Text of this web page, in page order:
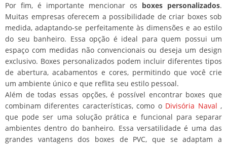
Por fim, é importante mencionar os boxes personalizados.
Muitas empresas oferecem a possibilidade de criar boxes sob
medida, adaptando-se perfeitamente às dimensões e ao estilo
do seu banheiro. Essa opção é ideal para quem possui um
espaço com medidas não convencionais ou deseja um design
exclusivo. Boxes personalizados podem incluir diferentes tipos
de abertura, acabamentos e cores, permitindo que você crie
um ambiente único e que reflita seu estilo pessoal.
Além de todas essas opções, é possível encontrar boxes que
combinam diferentes características, como o Divisória Naval,
que pode ser uma solução prática e funcional para separar
ambientes dentro do banheiro. Essa versatilidade é uma das
grandes vantagens dos boxes de PVC, que se adaptam a